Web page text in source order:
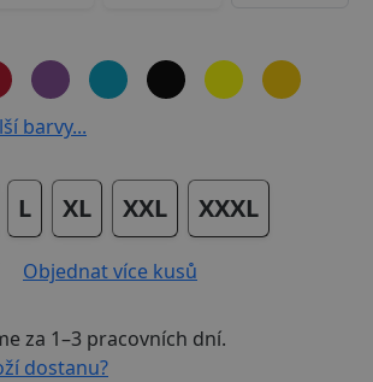
barvy...
L XL XXL XXXL
Objednat více kusů
za 1–3 pracovních dní.
dostanu?